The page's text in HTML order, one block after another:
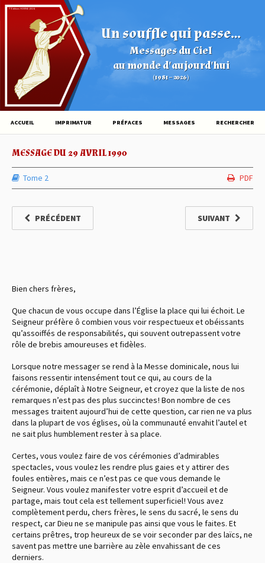
Un souffle qui passe...
Messages du Ciel
au monde d'aujourd'hui
(1981 – 2026)
© Éditions HOVINE (2026)
ACCUEIL IMPRIMATUR PRÉFACES MESSAGES RECHERCHER
MESSAGE DU 29 AVRIL 1990
Tome 2 PDF
PRÉCÉDENT SUIVANT
Bien chers frères,
Que chacun de vous occupe dans l’Église la place qui lui échoit. Le
Seigneur préfère ô combien vous voir respectueux et obéissants
qu’assoiffés de responsabilités, qui souvent outrepassent votre
rôle de brebis amoureuses et fidèles.
Lorsque notre messager se rend à la Messe dominicale, nous lui
faisons ressentir intensément tout ce qui, au cours de la
cérémonie, déplaît à Notre Seigneur, et croyez que la liste de nos
remarques n’est pas des plus succinctes ! Bon nombre de ces
messages traitent aujourd’hui de cette question, car rien ne va plus
dans la plupart de vos églises, où la communauté envahit l’autel et
ne sait plus humblement rester à sa place.
Certes, vous voulez faire de vos cérémonies d’admirables
spectacles, vous voulez les rendre plus gaies et y attirer des
foules entières, mais ce n’est pas ce que vous demande le
Seigneur. Vous voulez manifester votre esprit d’accueil et de
partage, mais tout cela est tellement superficiel ! Vous avez
complètement perdu, chers frères, le sens du sacré, le sens du
respect, car Dieu ne se manipule pas ainsi que vous le faites. Et
certains prêtres, trop heureux de se voir seconder par des laïcs, ne
savent pas mettre une barrière au zèle envahissant de ces
derniers.